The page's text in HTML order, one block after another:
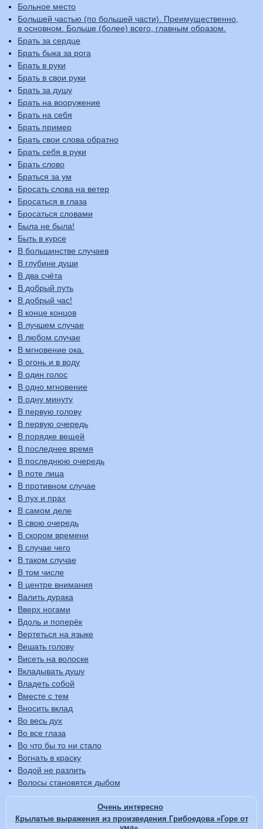
Больное место
Большей частью (по большей части). Преимущественно,
в основном. Больше (более) всего, главным образом.
Брать за сердце
Брать быка за рога
Брать в руки
Брать в свои руки
Брать за душу
Брать на вооружение
Брать на себя
Брать пример
Брать свои слова обратно
Брать себя в руки
Брать слово
Браться за ум
Бросать слова на ветер
Бросаться в глаза
Бросаться словами
Была не была!
Быть в курсе
В большинстве случаев
В глубине души
В два счёта
В добрый путь
В добрый час!
В конце концов
В лучшем случае
В любом случае
В мгновение ока.
В огонь и в воду
В один голос
В одно мгновение
В одну минуту
В первую голову
В первую очередь
В порядке вещей
В последнее время
В последнюю очередь
В поте лица
В противном случае
В пух и прах
В самом деле
В свою очередь
В скором времени
В случае чего
В таком случае
В том числе
В центре внимания
Валить дурака
Вверх ногами
Вдоль и поперёк
Вертеться на языке
Вешать голову
Висеть на волоске
Вкладывать душу
Владеть собой
Вместе с тем
Вносить вклад
Во весь дух
Во все глаза
Во что бы то ни стало
Вогнать в краску
Водой не разлить
Волосы становятся дыбом
Очень интересно
Крылатые выражения из произведения Грибоедова «Горе от